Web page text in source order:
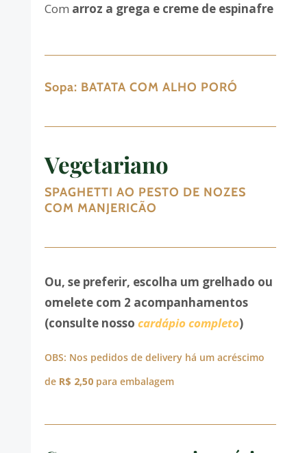
Com arroz a grega e creme de espinafre
Sopa: BATATA COM ALHO PORÓ
Vegetariano
SPAGHETTI AO PESTO DE NOZES
COM MANJERICÃO
Ou, se preferir, escolha um grelhado ou
omelete com 2 acompanhamentos
(consulte nosso cardápio completo)
OBS: Nos pedidos de delivery há um acréscimo
de R$ 2,50para embalagem